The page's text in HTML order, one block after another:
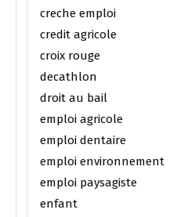
creche emploi
credit agricole
croix rouge
decathlon
droit au bail
emploi agricole
emploi dentaire
emploi environnement
emploi paysagiste
enfant